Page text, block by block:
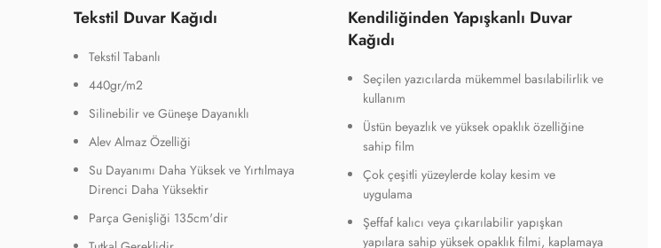
Tekstil Duvar Kağıdı
Tekstil Tabanlı
440gr/m2
Silinebilir ve Güneşe Dayanıklı
Alev Almaz Özelliği
Su Dayanımı Daha Yüksek ve Yırtılmaya
Direnci Daha Yüksektir
Parça Genişliği 135cm'dir
Kendiliğinden Yapışkanlı Duvar
Kağıdı
Seçilen yazıcılarda mükemmel basılabilirlik ve
kullanım
Üstün beyazlık ve yüksek opaklık özelliğine
sahip film
Çok çeşitli yüzeylerde kolay kesim ve
uygulama
Şeffaf kalıcı veya çıkarılabilir yapışkan
yapılara sahip yüksek opaklık filmi, kaplamaya